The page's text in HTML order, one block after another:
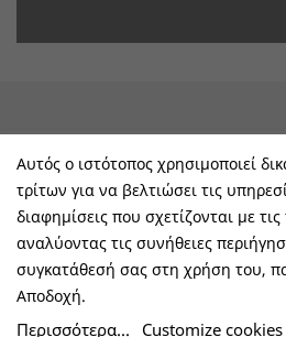
E-Shop
Τα Οφέλη Σας Μαζί Μας
Ακολουθήστε Μας
Αυτός ο ιστότοπος χρησιμοποιεί
τρίτων για να βελτιώσει τις
διαφημίσεις που σχετίζονται με
αναλύοντας τις συνήθειες
συγκατάθεσή σας στη χρήση του,
Αποδοχή.
Περισσότερα... Customize cookies